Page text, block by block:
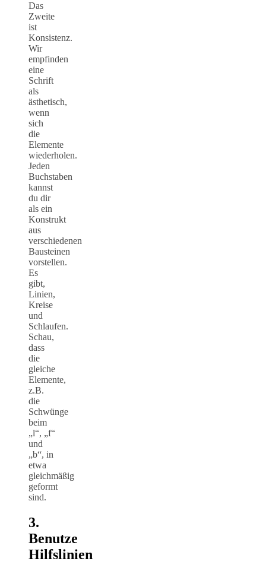
Das
Zweite
ist
Konsistenz.
Wir
empfinden
eine
Schrift
als
ästhetisch,
wenn
sich
die
Elemente
wiederholen.
Jeden
Buchstaben
kannst
du dir
als ein
Konstrukt
aus
verschiedenen
Bausteinen
vorstellen.
Es
gibt,
Linien,
Kreise
und
Schlaufen.
Schau,
dass
die
gleiche
Elemente,
z.B.
die
Schwünge
beim
„l“, „f“
und
„b“, in
etwa
gleichmäßig
geformt
sind.
3.
Benutze
Hilfslinien